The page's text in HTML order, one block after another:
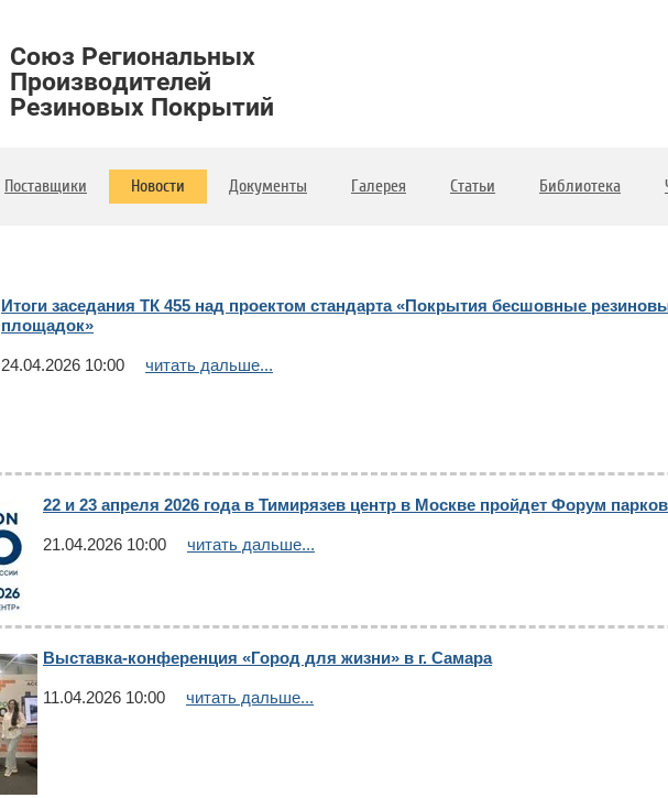
Союз Региональных
Производителей
Резиновых Покрытий
Поставщики Новости Документы Галерея Статьи Библиотека
Итоги заседания ТК 455 над проектом стандарта «Покрытия бесшовные
площадок»
24.04.2026 10:00 читать дальше...
22 и 23 апреля 2026 года в Тимирязев центр в Москве пройдет Форум
21.04.2026 10:00 читать дальше...
Выставка-конференция «Город для жизни» в г. Самара
11.04.2026 10:00 читать дальше...